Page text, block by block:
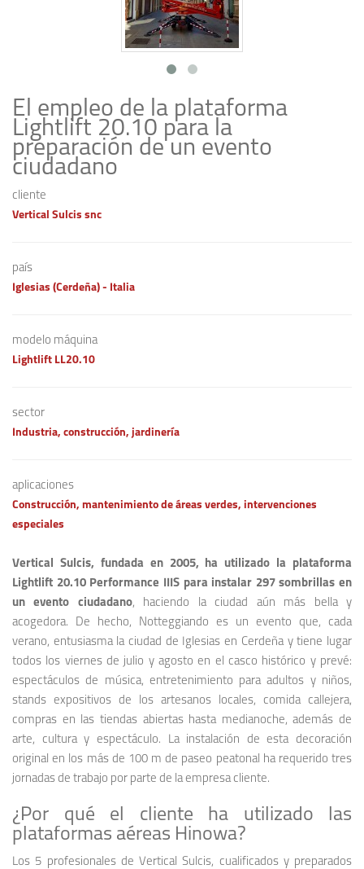
El empleo de la plataforma
Lightlift 20.10 para la
preparación de un evento
ciudadano
cliente
Vertical Sulcis snc
país
Iglesias (Cerdeña) - Italia
modelo máquina
Lightlift LL20.10
sector
Industria, construcción, jardinería
aplicaciones
Construcción, mantenimiento de áreas verdes, intervenciones
especiales
Vertical Sulcis, fundada en 2005, ha utilizado la plataforma
Lightlift 20.10 Performance IIIS para instalar 297 sombrillas en
un evento ciudadano, haciendo la ciudad aún más bella y
acogedora. De hecho, Notteggiando es un evento que, cada
verano, entusiasma la ciudad de Iglesias en Cerdeña y tiene lugar
todos los viernes de julio y agosto en el casco histórico y prevé:
espectáculos de música, entretenimiento para adultos y niños,
stands expositivos de los artesanos locales, comida callejera,
compras en las tiendas abiertas hasta medianoche, además de
arte, cultura y espectáculo. La instalación de esta decoración
original en los más de 100 m de paseo peatonal ha requerido tres
jornadas de trabajo por parte de la empresa cliente.
¿Por qué el cliente ha utilizado las
plataformas aéreas Hinowa?
Los 5 profesionales de Vertical Sulcis, cualificados y preparados